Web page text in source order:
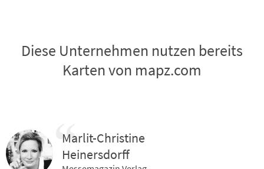
Diese Unternehmen nutzen bereits
Karten von mapz.com
Marlit-Christine
Heinersdorff